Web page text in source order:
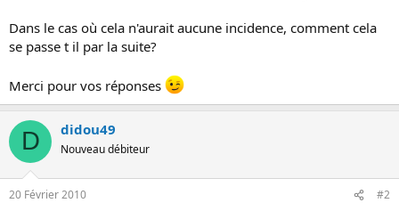
Dans le cas où cela n'aurait aucune incidence, comment cela
se passe t il par la suite?
Merci pour vos réponses
D didou49
Nouveau débiteur
20 Février 2010 #2